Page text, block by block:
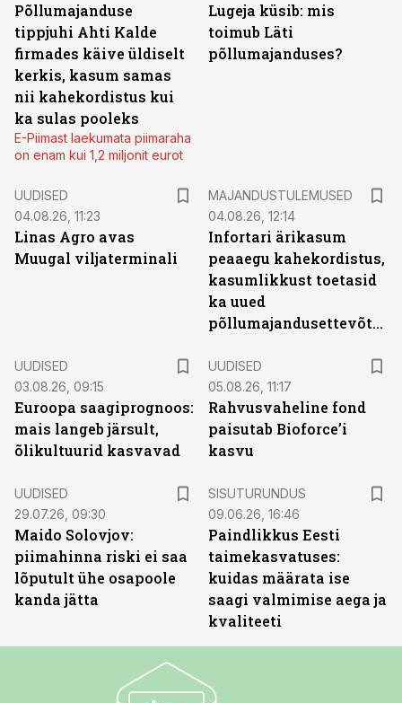
Põllumajanduse
tippjuhi Ahti Kalde
firmades käive üldiselt
kerkis, kasum samas
nii kahekordistus kui
ka sulas pooleks
E-Piimast laekumata piimaraha
on enam kui 1,2 miljonit eurot
Lugeja küsib: mis
toimub Läti
põllumajanduses?
UUDISED
04.08.26, 11:23
Linas Agro avas
Muugal viljaterminali
MAJANDUSTULEMUSED
04.08.26, 12:14
Infortari ärikasum
peaaegu kahekordistus,
kasumlikkust toetasid
ka uued
põllumajandusettevõtted
UUDISED
03.08.26, 09:15
Euroopa saagiprognoos:
mais langeb järsult,
õlikultuurid kasvavad
UUDISED
05.08.26, 11:17
Rahvusvaheline fond
paisutab Bioforce’i
kasvu
UUDISED
29.07.26, 09:30
Maido Solovjov:
piimahinna riski ei saa
lõputult ühe osapoole
kanda jätta
SISUTURUNDUS
09.06.26, 16:46
Paindlikkus Eesti
taimekasvatuses:
kuidas määrata ise
saagi valmimise aega ja
kvaliteeti